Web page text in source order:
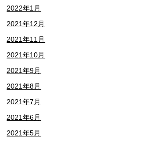
2022年1月
2021年12月
2021年11月
2021年10月
2021年9月
2021年8月
2021年7月
2021年6月
2021年5月